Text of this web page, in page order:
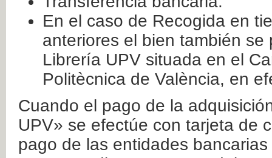
En el caso de Recogida en
anteriores el bien también
Librería UPV situada en el
Politècnica de València, en
Cuando el pago de la
UPV» se efectúe con tarjeta de
pago de las entidades